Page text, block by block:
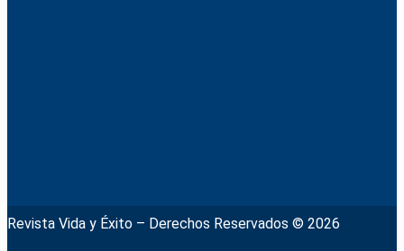
Revista Vida y Éxito – Derechos Reservados © 2026